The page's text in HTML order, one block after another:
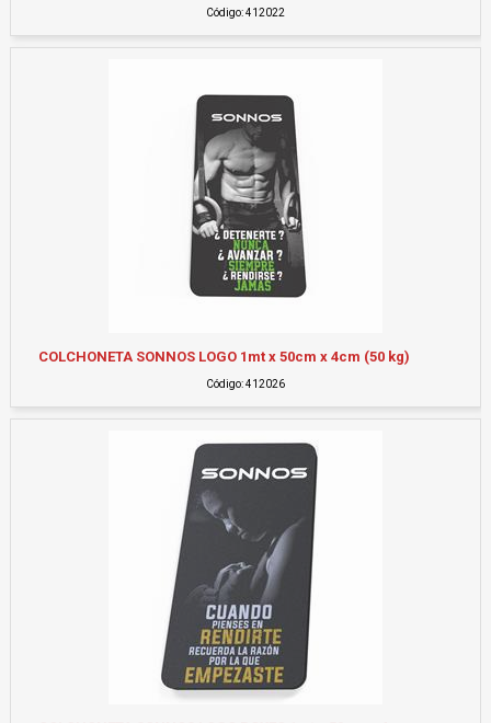
Código: 412022
COLCHONETA SONNOS LOGO 1mt x 50cm x 4cm (50 kg)
Código: 412026